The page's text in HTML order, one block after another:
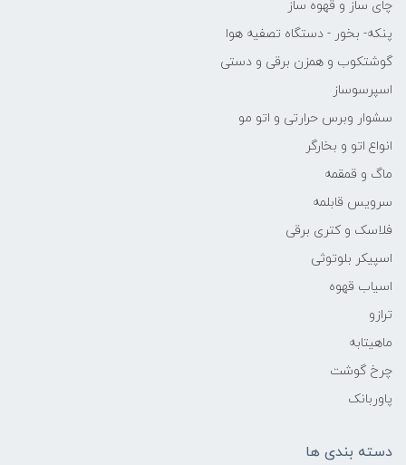
چای ساز و قهوه ساز
پنکه- بخور - دستگاه تصفیه هوا
گوشتکوب و همزن برقی و دستی
اسپرسوساز
سشوار وبرس حرارتی و اتو مو
انواع اتو و بخارگر
ماگ و قمقمه
سرویس قابلمه
فلاسک و کتری برقی
اسپیکر بلوتوثی
اسیاب قهوه
ترازو
ماهیتابه
چرخ گوشت
پاوربانک
دسته بندی ها